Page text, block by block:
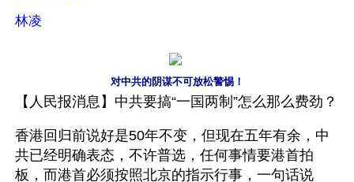
林凌
对中共的阴谋不可放松警惕！
【人民报消息】中共要搞“一国两制”怎么那么费劲？
香港回归前说好是50年不变，但现在五年有余，中
共已经明确表态，不许普选，任何事情要港首拍
板，而港首必须按照北京的指示行事，一句话说